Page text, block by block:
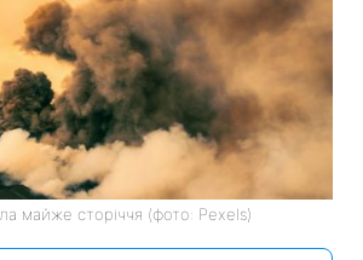
майже сторіччя (фото: Pexels)